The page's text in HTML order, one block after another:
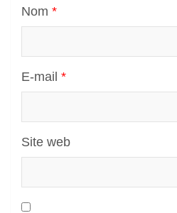
Nom *
E-mail *
Site web